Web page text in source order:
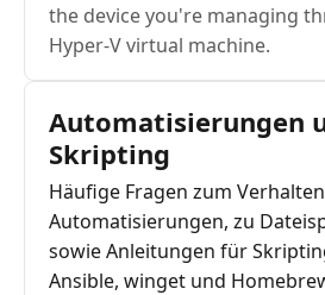
the device you're managing
Hyper-V virtual machine.
Automatisierungen
Skripting
Häufige Fragen zum
Automatisierungen, zu
sowie Anleitungen für
Ansible, winget und